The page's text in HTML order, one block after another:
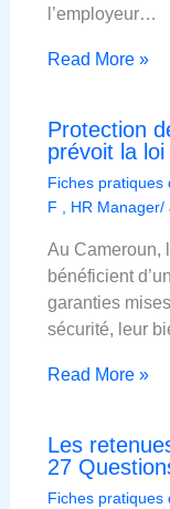
l’employeur…
Read More »
Protection
prévoit la
Fiches pratiques
F , HR Manager/
Au Cameroun,
bénéficient
garanties
sécurité, leur
Read More »
Les
27
Fiches pratiques